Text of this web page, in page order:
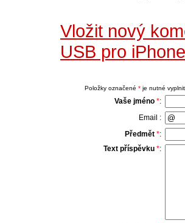
Vložit nový
USB pro
Položky označené *je nutné
Vaše jméno *:
Email :
Předmět *:
Text příspěvku *: